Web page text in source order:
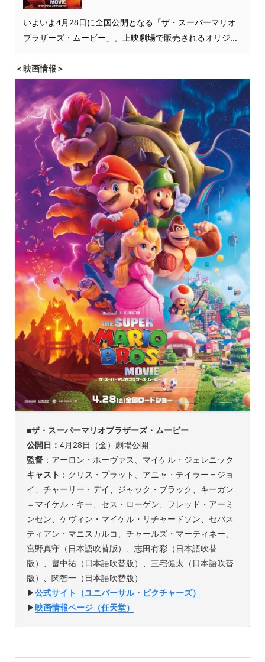
いよいよ4月28日に全国公開となる「ザ・スーパーマリオ
ブラザーズ・ムービー」。上映劇場で販売されるオリジ...
＜映画情報＞
■ザ・スーパーマリオブラザーズ・ムービー
公開日： 4月28日（金）劇場公開
監督：アーロン・ホーヴァス、マイケル・ジェレニック
キャスト ：クリス・プラット、アニャ・テイラー＝ジョ
イ、チャーリー・デイ、ジャック・ブラック、キーガン
＝マイケル・キー、セス・ローゲン、フレッド・アーミ
ンセン、ケヴィン・マイケル・リチャードソン、セバス
ティアン・マニスカルコ、チャールズ・マーティネー、
宮野真守（日本語吹替版）、志田有彩（日本語吹替
版）、畠中祐（日本語吹替版）、三宅健太（日本語吹替
版）、関智一（日本語吹替版）
▶︎公式サイト（ユニバーサル・ピクチャーズ）
▶︎映画情報ページ（任天堂）